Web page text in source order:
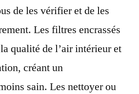
de les vérifier et de les
Les filtres encrassés
qualité de l’air intérieur et
créant un
sain. Les nettoyer ou